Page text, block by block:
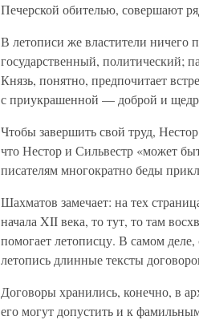
Печерской обителью, совершают
В летописи же властители
государственный, политический;
Князь, понятно, предпочитает
с приукрашенной — доброй и
Чтобы завершить свой труд,
что Нестор и Сильвестр «может
писателям многократно беды
Шахматов замечает: на тех
начала XII века, то тут, то там
помогает летописцу. В самом
летопись длинные тексты
Договоры хранились, конечно, в
его могут допустить и к